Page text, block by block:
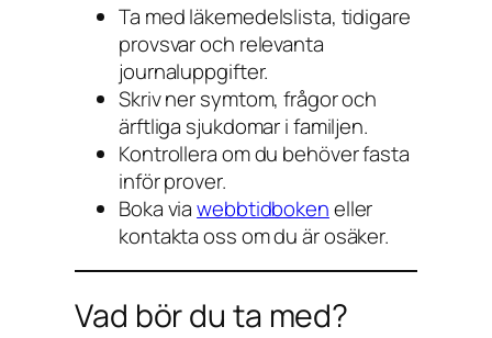
Ta med läkemedelslista, tidigare
provsvar och relevanta
journaluppgifter.
Skriv ner symtom, frågor och
ärftliga sjukdomar i familjen.
Kontrollera om du behöver fasta
inför prover.
Boka viawebbtidbokeneller
kontakta oss om du är osäker.
Vad bör du ta med?